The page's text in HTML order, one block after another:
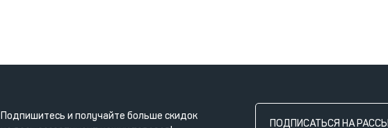
Подпишитесь и получайте больше скидок
ПОДПИСАТЬСЯ НА